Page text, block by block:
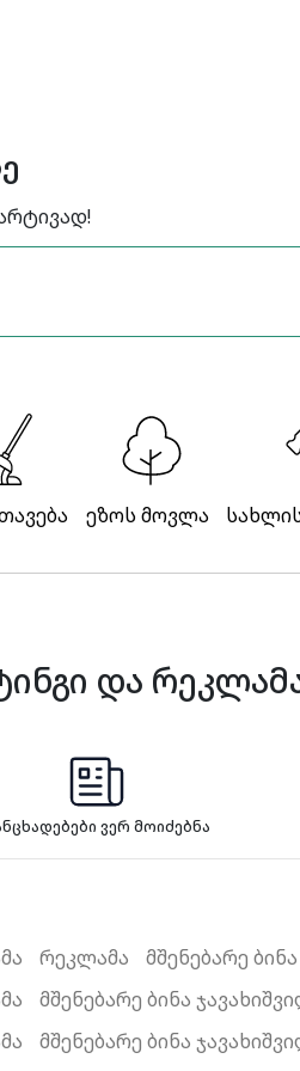
ეზოს მოვლა
და
ვერ მოიძებნა
რეკლამა
მშენებარე
მშენებარე ბინა
მშენებარე ბინა